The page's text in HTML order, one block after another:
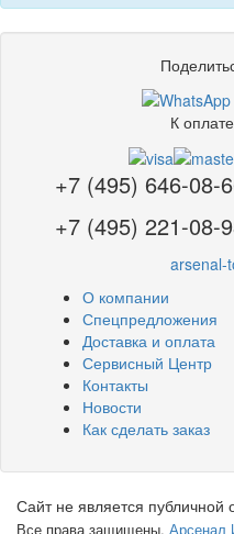
К
+7 (495) 646-08-
+7 (495) 221-08-
arsenal-
О компании
Спецпредложения
Доставка и оплата
Сервисный Центр
Контакты
Новости
Как сделать заказ
Сайт не является публичной
Все права защищены. Арсенал